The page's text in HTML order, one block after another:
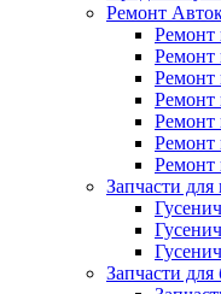
Ремонт
Ремонт
Ремонт
Ремонт
Ремонт
Ремонт
Ремонт
Ремонт
Запчасти
Запчасти для